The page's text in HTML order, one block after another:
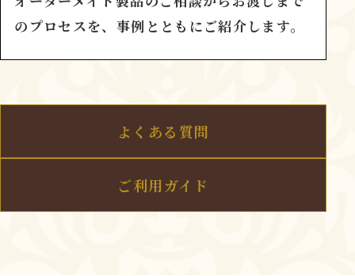
のプロセスを、事例とともにご紹介します。
よくある質問
ご利用ガイド